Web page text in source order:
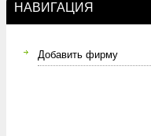
НАВИГАЦИЯ
Добавить фирму